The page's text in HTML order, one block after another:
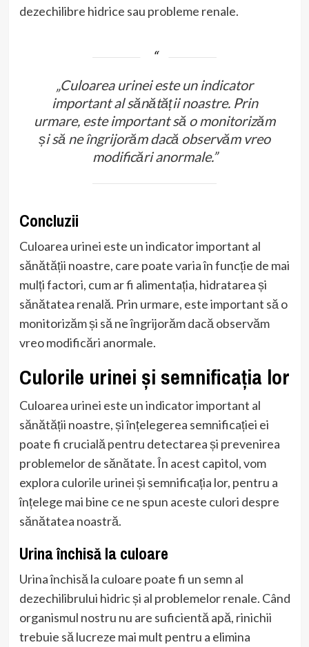
dezechilibre hidrice sau probleme renale.
„Culoarea urinei este un indicator
important al sănătății noastre. Prin
urmare, este important să o monitorizăm
și să ne îngrijorăm dacă observăm vreo
modificări anormale.”
Concluzii
Culoarea urinei este un indicator important al
sănătății noastre, care poate varia în funcție de mai
mulți factori, cum ar fi alimentația, hidratarea și
sănătatea renală. Prin urmare, este important să o
monitorizăm și să ne îngrijorăm dacă observăm
vreo modificări anormale.
Culorile urinei și semnificația lor
Culoarea urinei este un indicator important al
sănătății noastre, și înțelegerea semnificației ei
poate fi crucială pentru detectarea și prevenirea
problemelor de sănătate. În acest capitol, vom
explora culorile urinei și semnificația lor, pentru a
înțelege mai bine ce ne spun aceste culori despre
sănătatea noastră.
Urina închisă la culoare
Urina închisă la culoare poate fi un semn al
dezechilibrului hidric și al problemelor renale. Când
organismul nostru nu are suficientă apă, rinichii
trebuie să lucreze mai mult pentru a elimina